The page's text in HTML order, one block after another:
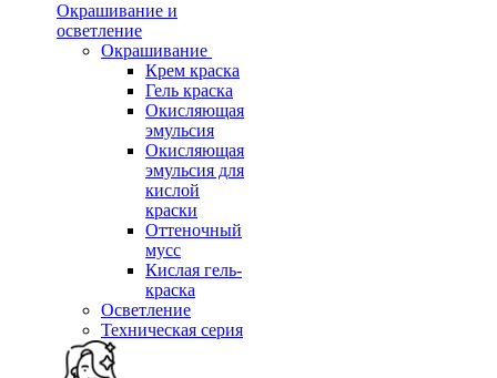
Окрашивание и
осветление
Окрашивание
Крем краска
Гель краска
Окисляющая
эмульсия
Окисляющая
эмульсия для
кислой
краски
Оттеночный
мусс
Кислая гель-
краска
Осветление
Техническая серия